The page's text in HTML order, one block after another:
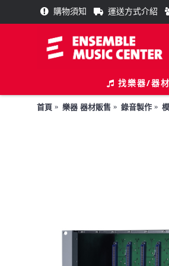
購物須知 運送方式介紹
找樂器/器材
首頁 樂器 器材販售 錄音製作